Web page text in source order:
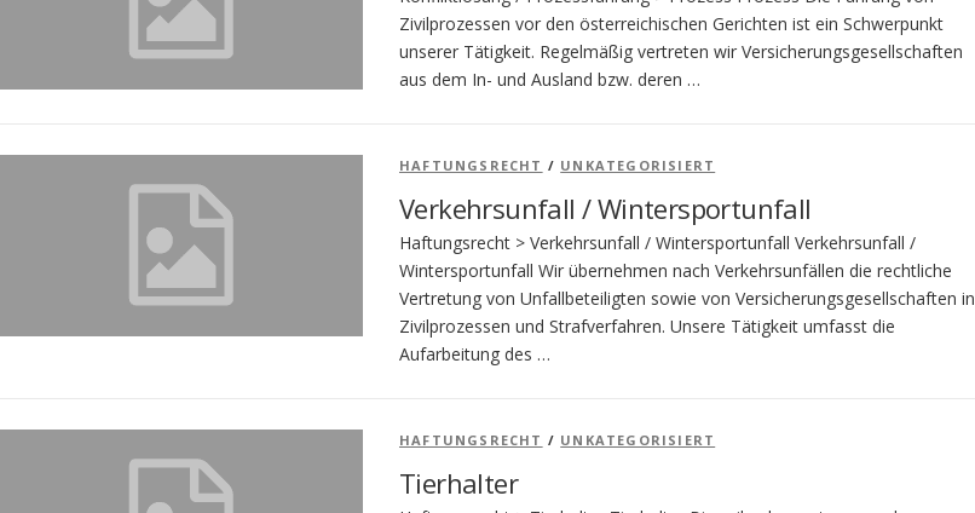
Zivilprozessen vor den österreichischen Gerichten ist ein Schwerpunkt
unserer Tätigkeit. Regelmäßig vertreten wir Versicherungsgesellschaften
aus dem In- und Ausland bzw. deren …
HAFTUNGSRECHT / UNKATEGORISIERT
Verkehrsunfall / Wintersportunfall
Haftungsrecht > Verkehrsunfall / Wintersportunfall Verkehrsunfall /
Wintersportunfall Wir übernehmen nach Verkehrsunfällen die rechtliche
Vertretung von Unfallbeteiligten sowie von Versicherungsgesellschaften in
Zivilprozessen und Strafverfahren. Unsere Tätigkeit umfasst die
Aufarbeitung des …
HAFTUNGSRECHT / UNKATEGORISIERT
Tierhalter